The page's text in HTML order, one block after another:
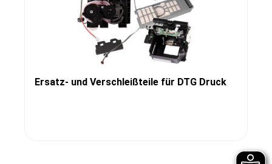
Ersatz- und Verschleißteile für DTG Druck